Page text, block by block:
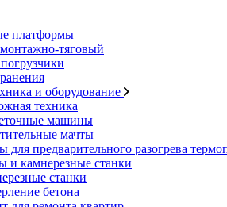
платформы
тяговый
и оборудование
техника
машины
мачты
для предварительного разогрева
и камнерезные станки
станки
бетона